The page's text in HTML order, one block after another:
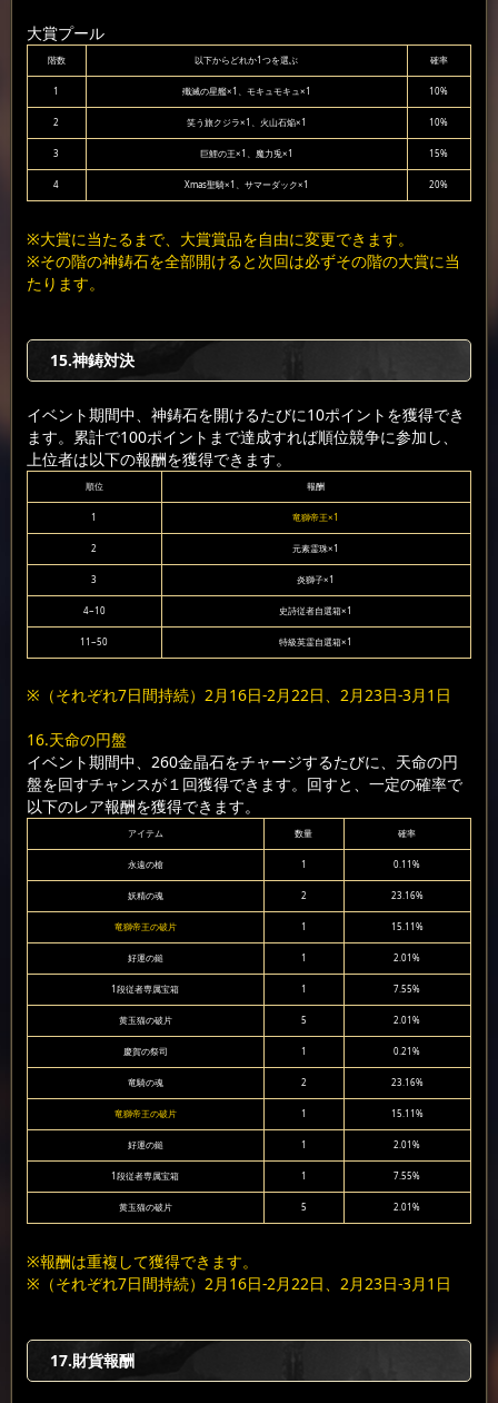
大賞プール
階数 以下からどれか1つを選ぶ 確率
1 殲滅の星艦×1、モキュモキュ×1 10%
2 笑う旅クジラ×1、火山石焔×1 10%
3 巨鯉の王×1、魔力兎×1 15%
4 Xmas聖騎×1、サマーダック×1 20%
※大賞に当たるまで、大賞賞品を自由に変更できます。
※その階の神鋳石を全部開けると次回は必ずその階の大賞に当
たります。
15.神鋳対決
イベント期間中、神鋳石を開けるたびに10ポイントを獲得でき
ます。累計で100ポイントまで達成すれば順位競争に参加し、
上位者は以下の報酬を獲得できます。
順位 報酬
1 竜獅帝王×1
2 元素霊珠×1
3 炎獅子×1
4~10 史詩従者自選箱×1
11~50 特級英霊自選箱×1
※（それぞれ7日間持続）2月16日-2月22日、2月23日-3月1日
16.天命の円盤
イベント期間中、260金晶石をチャージするたびに、天命の円
盤を回すチャンスが１回獲得できます。回すと、一定の確率で
以下のレア報酬を獲得できます。
アイテム 数量 確率
永遠の槍 1 0.11%
妖精の魂 2 23.16%
竜獅帝王の破片 1 15.11%
好運の鎚 1 2.01%
1段従者専属宝箱 1 7.55%
黄玉猫の破片 5 2.01%
慶賀の祭司 1 0.21%
竜騎の魂 2 23.16%
竜獅帝王の破片 1 15.11%
好運の鎚 1 2.01%
1段従者専属宝箱 1 7.55%
黄玉猫の破片 5 2.01%
※報酬は重複して獲得できます。
※（それぞれ7日間持続）2月16日-2月22日、2月23日-3月1日
17.財貨報酬